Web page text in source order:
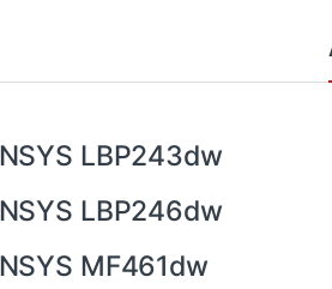
LBP243dw
LBP246dw
MF461dw